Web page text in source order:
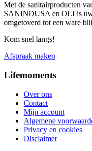
Met de sanitairproducten
SANINDUSA en OLI is
omgetoverd tot een ware
Kom snel langs!
Afspraak maken
Lifemoments
Over ons
Contact
Mijn account
Algemene
Privacy en cookies
Disclaimer